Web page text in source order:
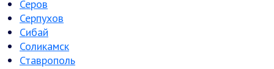
Серов
Серпухов
Сибай
Соликамск
Ставрополь